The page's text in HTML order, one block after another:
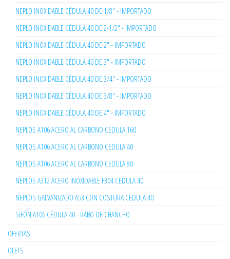
NEPLO INOXIDABLE CÉDULA 40 DE 1/8" - IMPORTADO
NEPLO INOXIDABLE CÉDULA 40 DE 2-1/2" - IMPORTADO
NEPLO INOXIDABLE CÉDULA 40 DE 2" - IMPORTADO
NEPLO INOXIDABLE CÉDULA 40 DE 3" - IMPORTADO
NEPLO INOXIDABLE CÉDULA 40 DE 3/4" - IMPORTADO
NEPLO INOXIDABLE CÉDULA 40 DE 3/8" - IMPORTADO
NEPLO INOXIDABLE CÉDULA 40 DE 4" - IMPORTADO
NEPLOS A106 ACERO AL CARBONO CEDULA 160
NEPLOS A106 ACERO AL CARBONO CEDULA 40
NEPLOS A106 ACERO AL CARBONO CEDULA 80
NEPLOS A312 ACERO INOXIDABLE F304 CEDULA 40
NEPLOS GALVANIZADO A53 CON COSTURA CEDULA 40
SIFÓN A106 CÉDULA 40 - RABO DE CHANCHO
OFERTAS
OLETS